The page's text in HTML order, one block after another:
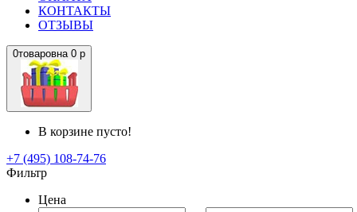
КОНТАКТЫ
ОТЗЫВЫ
0товаровна 0 р
В корзине пусто!
+7 (495) 108-74-76
Фильтр
Цена